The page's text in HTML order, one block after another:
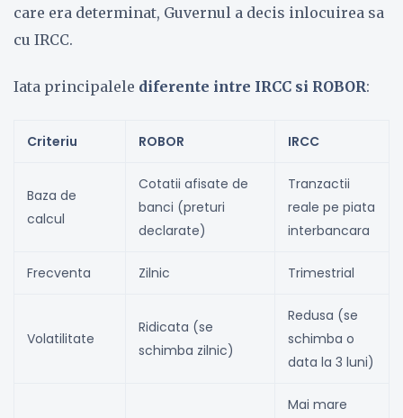
care era determinat, Guvernul a decis inlocuirea sa
cu IRCC.
Iata principalele diferente intre IRCC si ROBOR:
Criteriu ROBOR IRCC
Baza de
calcul
Cotatii afisate de
banci (preturi
declarate)
Tranzactii
reale pe piata
interbancara
Frecventa Zilnic Trimestrial
Volatilitate
Ridicata (se
schimba zilnic)
Redusa (se
schimba o
data la 3 luni)
Mai mare